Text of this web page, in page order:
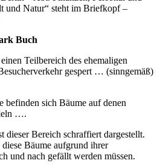
Natur“ steht im Briefkopf –
Buch
Teilbereich des ehemaligen
gespert … (sinngemäß)
befinden sich Bäume auf denen
….
dieser Bereich schraffiert dargestellt.
Bäume aufgrund ihrer
und nach gefällt werden müssen.